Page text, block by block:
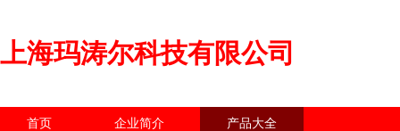
上海玛涛尔科技有限公司
首页 企业简介 产品大全